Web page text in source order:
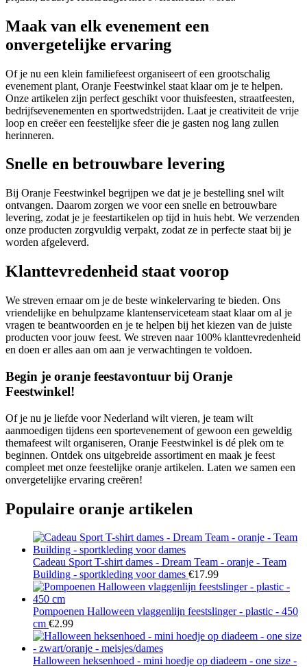
Maak van elk evenement een
onvergetelijke ervaring
Of je nu een klein familiefeest organiseert of een grootschalig
evenement plant, Oranje Feestwinkel staat klaar om je te helpen.
Onze artikelen zijn perfect geschikt voor thuisfeesten, straatfeesten,
bedrijfsevenementen en sportwedstrijden. Laat je creativiteit de vrije
loop en creëer een feestelijke sfeer die je gasten nog lang zullen
herinneren.
Snelle en betrouwbare levering
Bij Oranje Feestwinkel begrijpen we dat je je bestelling snel wilt
ontvangen. Daarom zorgen we voor een snelle en betrouwbare
levering, zodat je je feestartikelen op tijd in huis hebt. We verzenden
onze producten zorgvuldig verpakt, zodat ze in perfecte staat bij je
worden afgeleverd.
Klanttevredenheid staat voorop
We streven ernaar om je de beste winkelervaring te bieden. Ons
vriendelijke en behulpzame klantenserviceteam staat klaar om al je
vragen te beantwoorden en je te helpen bij het kiezen van de juiste
producten voor jouw feest. We streven naar 100% klanttevredenheid
en doen er alles aan om aan je verwachtingen te voldoen.
Begin je oranje feestavontuur bij Oranje
Feestwinkel!
Of je nu je liefde voor Nederland wilt vieren, je team wilt
aanmoedigen tijdens een sportevenement of gewoon een geweldig
themafeest wilt organiseren, Oranje Feestwinkel is dé plek om te
beginnen. Ontdek ons uitgebreide assortiment en maak je feest
compleet met onze feestelijke oranje artikelen. Laten we samen een
onvergetelijke ervaring creëren!
Populaire oranje artikelen
Cadeau Sport T-shirt dames - Dream Team - oranje - Team
Building - sportkleding voor dames €17.99
Pompoenen Halloween vlaggenlijn feestslinger - plastic - 450
cm €2.99
Halloween heksenhoed - mini hoedje op diadeem - one size -